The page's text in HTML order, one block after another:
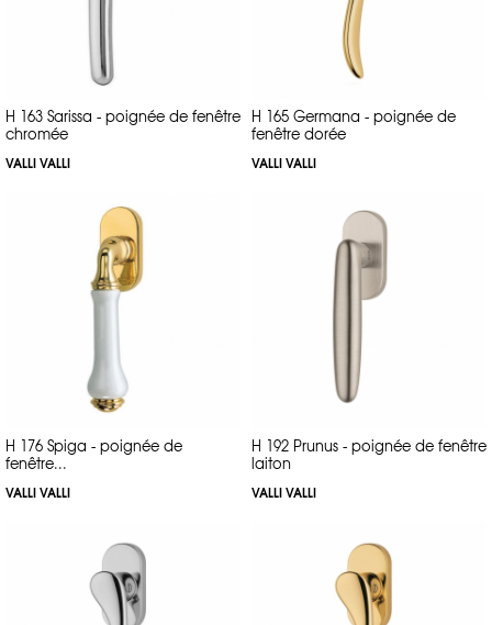
H 163 Sarissa - poignée de fenêtre
chromée
VALLI VALLI
H 165 Germana - poignée de
fenêtre dorée
VALLI VALLI
H 176 Spiga - poignée de
fenêtre...
VALLI VALLI
H 192 Prunus - poignée de fenêtre
laiton
VALLI VALLI